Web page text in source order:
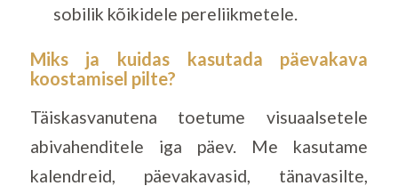
sobilik kõikidele pereliikmetele.
Miks ja kuidas kasutada päevakava
koostamisel pilte?
Täiskasvanutena toetume visuaalsetele
abivahenditele iga päev. Me kasutame
kalendreid, päevakavasid, tänavasilte,